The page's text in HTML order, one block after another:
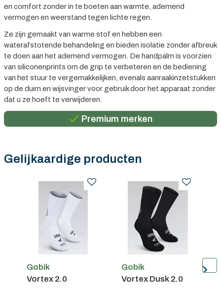
en comfort zonder in te boeten aan warmte, ademend
vermogen en weerstand tegen lichte regen.
Ze zijn gemaakt van warme stof en hebben een
waterafstotende behandeling en bieden isolatie zonder afbreuk
te doen aan het ademend vermogen. De handpalm is voorzien
van siliconenprints om de grip te verbeteren en de bediening
van het stuur te vergemakkelijken, evenals aanraakinzetstukken
op de duim en wijsvinger voor gebruik door het apparaat zonder
dat u ze hoeft te verwijderen.
Persoonlijk advies
Gratis verzending in België vanaf €100
Premium merken
Gelijkaardige producten
Gobik
Vortex 2.0
Gobik
Vortex Dusk 2.0